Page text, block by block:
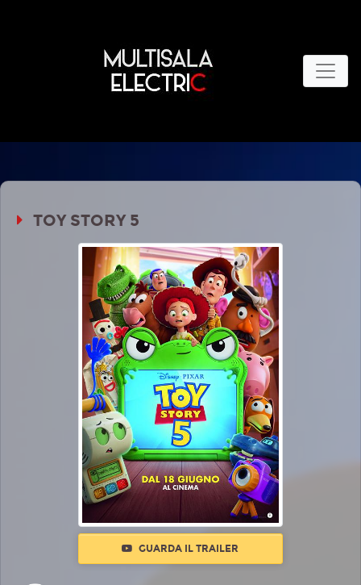
TOY STORY 5
GUARDA IL TRAILER